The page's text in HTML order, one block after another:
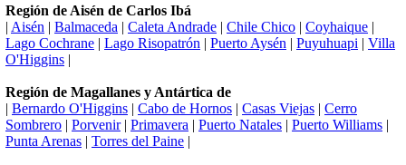
Región de Aisén de Carlos Ibá
| Aisén | Balmaceda | Caleta Andrade | Chile Chico | Coyhaique |
Lago Cochrane | Lago Risopatrón | Puerto Aysén | Puyuhuapi | Villa
O'Higgins |
Región de Magallanes y Antártica de
| Bernardo O'Higgins | Cabo de Hornos | Casas Viejas | Cerro
Sombrero | Porvenir| Primavera | Puerto Natales | Puerto Williams |
Punta Arenas | Torres del Paine |